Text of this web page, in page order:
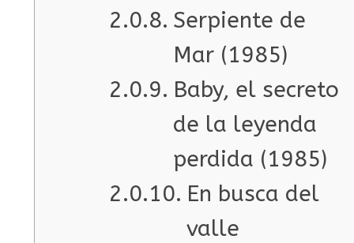
Serpiente de
Mar (1985)
Baby, el secreto
de la leyenda
perdida (1985)
En busca del
valle